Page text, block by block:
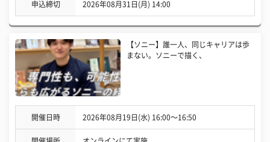
申込締切 2026年08月31日(月) 14:00
【ソニー】誰一人、同じキャリアは歩
まない。ソニーで描く、
開催日時 2026年08月19日(水) 16:00〜16:50